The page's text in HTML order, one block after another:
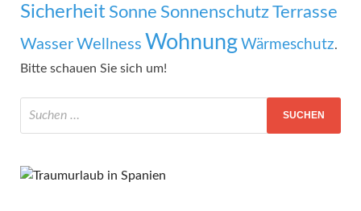
Sicherheit Sonne SonnenschutzTerrasse
Wasser Wellness Wohnung Wärmeschutz.
Bitte schauen Sie sich um!